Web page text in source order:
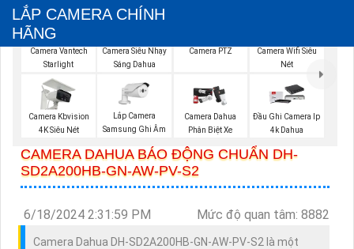
LẮP CAMERA CHÍNH
HÃNG
Camera Vantech
Starlight
Camera Siêu Nhạy
Sáng Dahua
Camera PTZ
Camera Wifi Siêu
Nét
Camera Kbvision
4K Siêu Nét
Lắp Camera
Samsung Ghi Âm
Camera Dahua
Phân Biệt Xe
Đầu Ghi Camera Ip
4k Dahua
CAMERA DAHUA BÁO ĐỘNG CHUẨN DH-
SD2A200HB-GN-AW-PV-S2
6/18/2024 2:31:59 PM Mức độ quan tâm: 8882
Camera Dahua DH-SD2A200HB-GN-AW-PV-S2 là một